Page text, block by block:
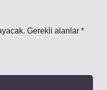
Gerekli alanlar *